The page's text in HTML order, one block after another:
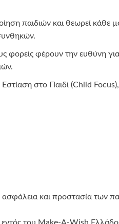
παιδιών και θεωρεί κάθε
φέρουν την ευθύνη
στο Παιδί (Child
και προστασία των